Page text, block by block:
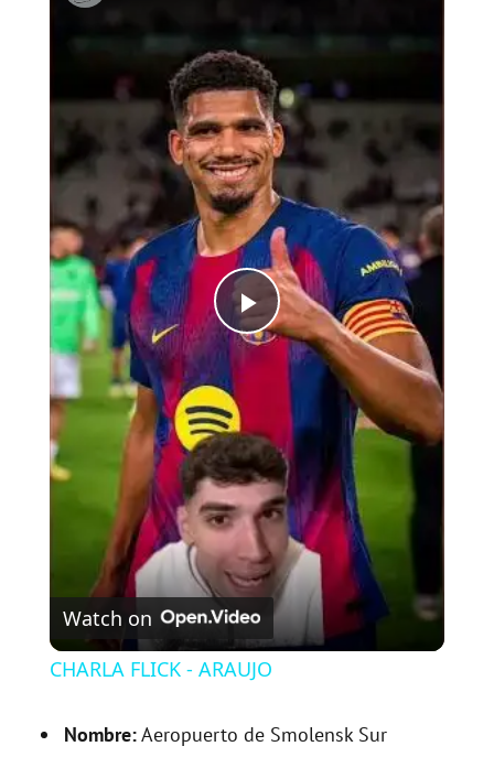
P
l
a
y
V
i
d
Watch on
CHARLA FLICK - ARAUJO
Nombre:Aeropuerto de Smolensk Sur